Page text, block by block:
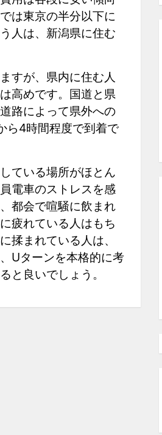
は東京の半分以下に
人は、新潟県に住む
すが、県内に住む人
高めです。国道と県
路によって県外への
ら4時間程度で到着で
ている場所がほとん
電車のストレスを感
都会で喧騒に飲まれ
疲れている人はもち
揉まれている人は、
Uターンを本格的に考
と良いでしょう。